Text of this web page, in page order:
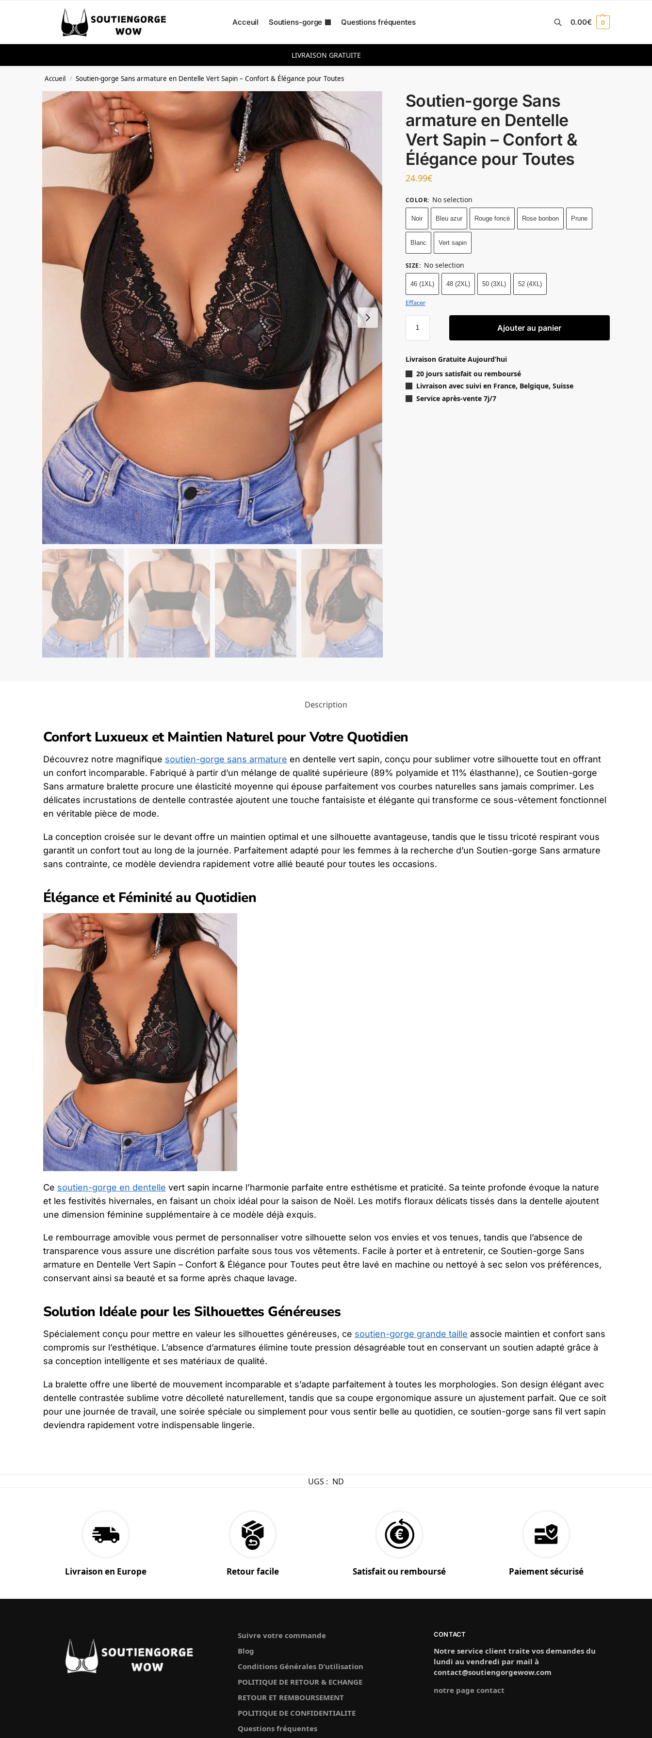
Acceuil Soutiens-gorge Questions fréquentes 0.00€ 0
LIVRAISON GRATUITE
Accueil / Soutien-gorge Sans armature en Dentelle Vert Sapin – Confort & Élégance pour Toutes
Soutien-gorge Sans
armature en Dentelle
Vert Sapin – Confort &
Élégance pour Toutes
24.99€
COLOR: No selection
Noir Bleu azur Rouge foncé Rose bonbon Prune
Blanc Vert sapin
SIZE: No selection
46 (1XL) 48 (2XL) 50 (3XL) 52 (4XL)
Effacer
quantité de Soutien-gorge Sans armature en Dentelle Vert Sapin
Ajouter au panier
Livraison Gratuite Aujourd’hui
20 jours satisfait ou remboursé
Livraison avec suivi en France, Belgique, Suisse
Service après-vente 7j/7
Description
Confort Luxueux et Maintien Naturel pour Votre Quotidien
Découvrez notre magnifique soutien-gorge sans armature en dentelle vert sapin, conçu pour sublimer votre silhouette tout en offrant
un confort incomparable. Fabriqué à partir d’un mélange de qualité supérieure (89% polyamide et 11% élasthanne), ce Soutien-gorge
Sans armature bralette procure une élasticité moyenne qui épouse parfaitement vos courbes naturelles sans jamais comprimer. Les
délicates incrustations de dentelle contrastée ajoutent une touche fantaisiste et élégante qui transforme ce sous-vêtement fonctionnel
en véritable pièce de mode.
La conception croisée sur le devant offre un maintien optimal et une silhouette avantageuse, tandis que le tissu tricoté respirant vous
garantit un confort tout au long de la journée. Parfaitement adapté pour les femmes à la recherche d’un Soutien-gorge Sans armature
sans contrainte, ce modèle deviendra rapidement votre allié beauté pour toutes les occasions.
Élégance et Féminité au Quotidien
Ce soutien-gorge en dentelle vert sapin incarne l’harmonie parfaite entre esthétisme et praticité. Sa teinte profonde évoque la nature
et les festivités hivernales, en faisant un choix idéal pour la saison de Noël. Les motifs floraux délicats tissés dans la dentelle ajoutent
une dimension féminine supplémentaire à ce modèle déjà exquis.
Le rembourrage amovible vous permet de personnaliser votre silhouette selon vos envies et vos tenues, tandis que l’absence de
transparence vous assure une discrétion parfaite sous tous vos vêtements. Facile à porter et à entretenir, ce Soutien-gorge Sans
armature en Dentelle Vert Sapin – Confort & Élégance pour Toutes peut être lavé en machine ou nettoyé à sec selon vos préférences,
conservant ainsi sa beauté et sa forme après chaque lavage.
Solution Idéale pour les Silhouettes Généreuses
Spécialement conçu pour mettre en valeur les silhouettes généreuses, ce soutien-gorge grande taille associe maintien et confort sans
compromis sur l’esthétique. L’absence d’armatures élimine toute pression désagréable tout en conservant un soutien adapté grâce à
sa conception intelligente et ses matériaux de qualité.
La bralette offre une liberté de mouvement incomparable et s’adapte parfaitement à toutes les morphologies. Son design élégant avec
dentelle contrastée sublime votre décolleté naturellement, tandis que sa coupe ergonomique assure un ajustement parfait. Que ce soit
pour une journée de travail, une soirée spéciale ou simplement pour vous sentir belle au quotidien, ce soutien-gorge sans fil vert sapin
deviendra rapidement votre indispensable lingerie.
UGS : ND
Livraison en Europe Retour facile Satisfait ou remboursé Paiement sécurisé
Suivre votre commande
Blog
Conditions Générales D’utilisation
POLITIQUE DE RETOUR & ECHANGE
RETOUR ET REMBOURSEMENT
POLITIQUE DE CONFIDENTIALITE
Questions fréquentes
CONTACT
Notre service client traite vos demandes du
lundi au vendredi par mail à
contact@soutiengorgewow.com
notre page contact